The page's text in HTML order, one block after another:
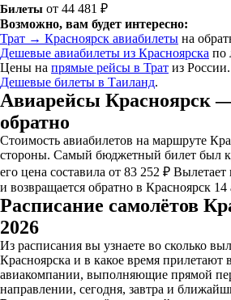
Билеты от 44 481 ₽
Возможно, вам будет интересно:
Трат → Красноярск авиабилеты на
Дешевые авиабилеты из Красноярска по
Цены на прямые рейсы в Трат из России.
Дешевые билеты в Таиланд.
Авиарейсы Красноярск
обратно
Стоимость авиабилетов на маршруте
стороны. Самый бюджетный билет был
его цена составила от 83 252 ₽ Вылетает
и возвращается обратно в Красноярск 14
Расписание самолётов
2026
Из расписания вы узнаете во сколько
Красноярска и в какое время прилетают
авиакомпании, выполняющие прямой
направлении, сегодня, завтра и